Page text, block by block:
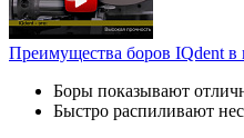
Преимущества боров IQdent в
Боры показывают
Быстро распиливают